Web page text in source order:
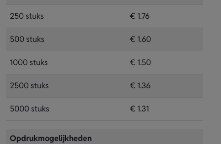
250 stuks € 1.76
500 stuks € 1.60
1000 stuks € 1.50
2500 stuks € 1.36
5000 stuks € 1.31
Opdrukmogelijkheden